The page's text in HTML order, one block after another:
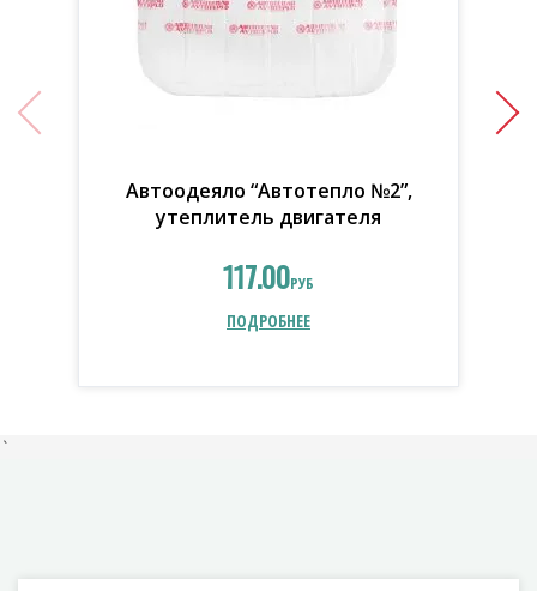
Автоодеяло “Автотепло №2”,
утеплитель двигателя
117.00РУБ
ПОДРОБНЕЕ
`